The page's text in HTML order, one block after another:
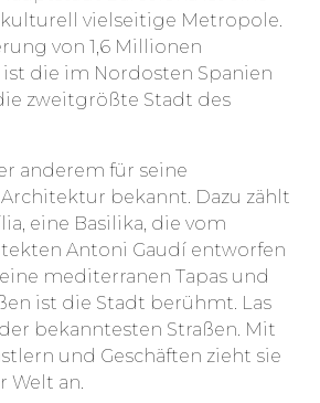
vielseitige Metropole.
von 1,6 Millionen
die im Nordosten Spanien
zweitgrößte Stadt des
anderem für seine
bekannt. Dazu zählt
eine Basilika, die vom
Antoni Gaudí entworfen
mediterranen Tapas und
ist die Stadt berühmt. Las
bekanntesten Straßen. Mit
und Geschäften zieht sie
Welt an.